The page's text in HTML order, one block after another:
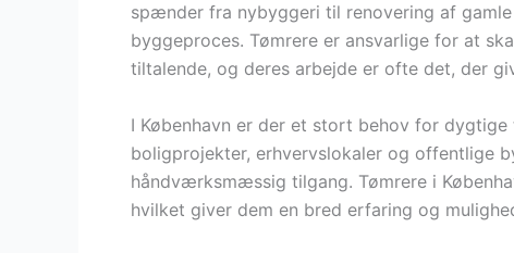
spænder fra nybyggeri til renovering af
byggeproces. Tømrere er ansvarlige for at
tiltalende, og deres arbejde er ofte det, der
I København er der et stort behov for
boligprojekter, erhvervslokaler og offentlige
håndværksmæssig tilgang. Tømrere i
hvilket giver dem en bred erfaring og